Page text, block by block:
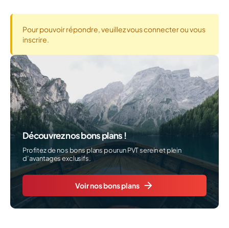
Pour pouvoir répondre, veuillez vous connecter ou vous
inscrire.
Découvrez nos bons plans !
Profitez de nos bons plans pour un PVT serein et plein
d’avantages exclusifs.
Voir nos bons plans